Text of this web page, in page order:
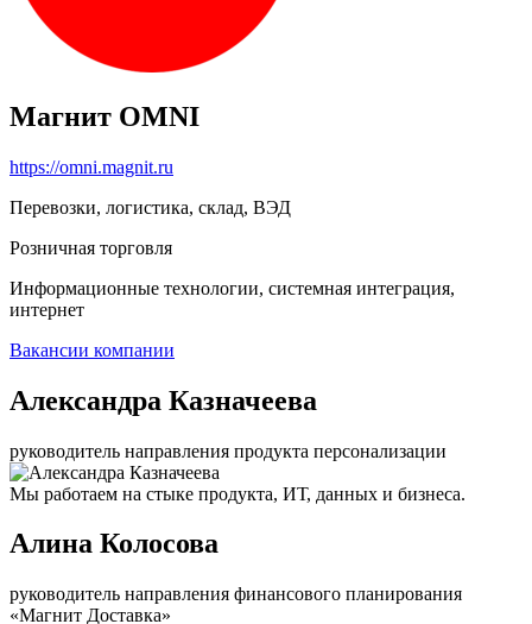
Магнит OMNI
https://omni.magnit.ru
Перевозки, логистика, склад, ВЭД
Розничная торговля
Информационные технологии, системная интеграция,
интернет
Вакансии компании
Александра Казначеева
руководитель направления продукта персонализации
Мы работаем на стыке продукта, ИТ, данных и бизнеса.
Алина Колосова
руководитель направления финансового планирования
«Магнит Доставка»